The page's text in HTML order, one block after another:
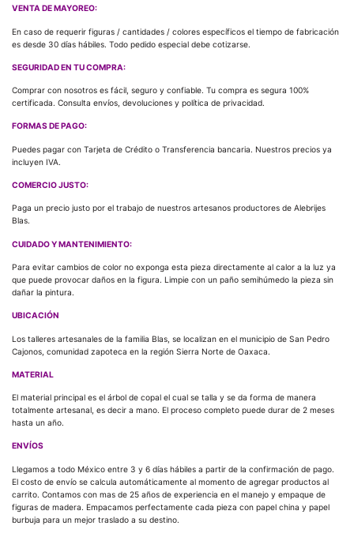
VENTA DE MAYOREO:
En caso de requerir figuras / cantidades / colores específicos el tiempo de fabricación
es desde 30 días hábiles. Todo pedido especial debe cotizarse.
SEGURIDAD EN TU COMPRA:
Comprar con nosotros es fácil, seguro y confiable. Tu compra es segura 100%
certificada. Consulta envíos, devoluciones y política de privacidad.
FORMAS DE PAGO:
Puedes pagar con Tarjeta de Crédito o Transferencia bancaria. Nuestros precios ya
incluyen IVA.
COMERCIO JUSTO:
Paga un precio justo por el trabajo de nuestros artesanos productores de Alebrijes
Blas.
CUIDADO Y MANTENIMIENTO:
Para evitar cambios de color no exponga esta pieza directamente al calor a la luz ya
que puede provocar daños en la figura. Limpie con un paño semihúmedo la pieza sin
dañar la pintura.
UBICACIÓN
Los talleres artesanales de la familia Blas, se localizan en el municipio de San Pedro
Cajonos, comunidad zapoteca en la región Sierra Norte de Oaxaca.
MATERIAL
El material principal es el árbol de copal el cual se talla y se da forma de manera
totalmente artesanal, es decir a mano. El proceso completo puede durar de 2 meses
hasta un año.
ENVÍOS
Llegamos a todo México entre 3 y 6 días hábiles a partir de la confirmación de pago.
El costo de envío se calcula automáticamente al momento de agregar productos al
carrito. Contamos con mas de 25 años de experiencia en el manejo y empaque de
figuras de madera. Empacamos perfectamente cada pieza con papel china y papel
burbuja para un mejor traslado a su destino.